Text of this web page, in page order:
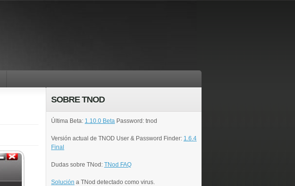
SOBRE TNOD
Última Beta: 1.10.0 Beta Password: tnod
Versión actual de TNOD User & Password Finder: 1.6.4
Final
Dudas sobre TNod: TNod FAQ
Solución a TNod detectado como virus.